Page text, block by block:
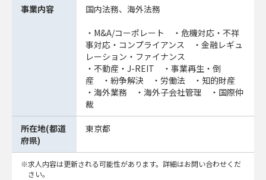
事業内容
国内法務、海外法務
・M&A/コーポレート ・危機対応・不祥
事対応・コンプライアンス ・金融レギュ
レーション・ファイナンス
・不動産・J-REIT ・事業再生・倒
産 ・紛争解決 ・労働法 ・知的財産
・海外業務 ・海外子会社管理 ・国際仲
裁
所在地(都道
府県)
東京都
求人内容は更新される可能性があります。詳細はお問い合わせくだ
さい。